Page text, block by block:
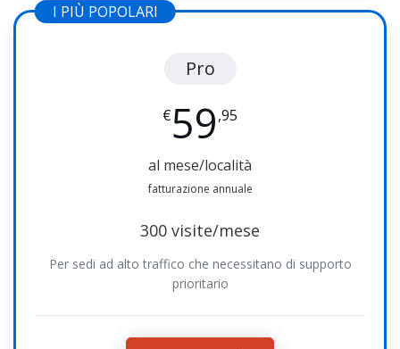
Pro
I PIÙ POPOLARI
€59,95
al mese/località
fatturazione annuale
300 visite/mese
Per sedi ad alto traffico che necessitano di supporto
prioritario